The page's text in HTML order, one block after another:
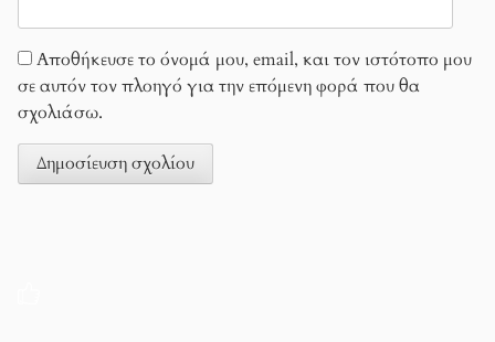
Αποθήκευσε το όνομά μου, email, και τον ιστότοπο μου
σε αυτόν τον πλοηγό για την επόμενη φορά που θα
σχολιάσω.